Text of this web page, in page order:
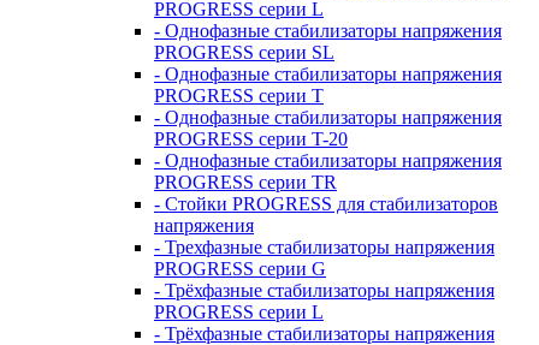
PROGRESS серии L
- Однофазные стабилизаторы напряжения
PROGRESS серии SL
- Однофазные стабилизаторы напряжения
PROGRESS серии T
- Однофазные стабилизаторы напряжения
PROGRESS серии T-20
- Однофазные стабилизаторы напряжения
PROGRESS серии TR
- Стойки PROGRESS для стабилизаторов
напряжения
- Трехфазные стабилизаторы напряжения
PROGRESS серии G
- Трёхфазные стабилизаторы напряжения
PROGRESS серии L
- Трёхфазные стабилизаторы напряжения